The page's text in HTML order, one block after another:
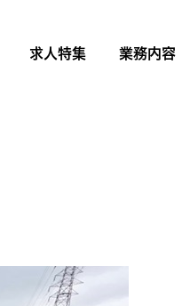
求人特集 業務内容